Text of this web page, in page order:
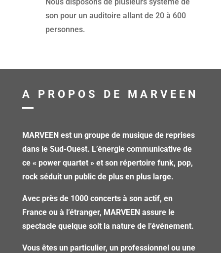
son pour un auditoire allant de 20 à 600
personnes.
A PROPOS DE MARVEEN
MARVEEN est un groupe de musique de reprises
dans le Sud-Ouest. L’énergie communicative de
ce « power quartet » et son répertoire funk, pop,
rock séduit un public de plus en plus large.
Avec près de 1000 concerts à son actif, en
France ou à l’étranger, MARVEEN assure le
spectacle quelque soit la nature de l’événement.
Vous êtes un particulier, un professionnel ou une